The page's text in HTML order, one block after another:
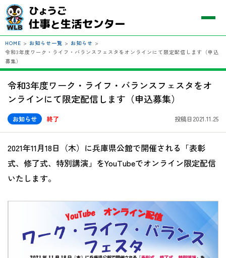
HOME > お知らせ一覧 > お知らせ >
令和3年度ワーク・ライフ・バランスフェスタをオンラインにて限定配信します（申込
募集）
令和3年度ワーク・ライフ・バランスフェスタをオ
ンラインにて限定配信します（申込募集）
お知らせ 終了 投稿日2021.11.25
2021年11月18日（木）に兵庫県公館で開催される「表彰
式、修了式、特別講演」をYouTubeでオンライン限定配信
いたします。